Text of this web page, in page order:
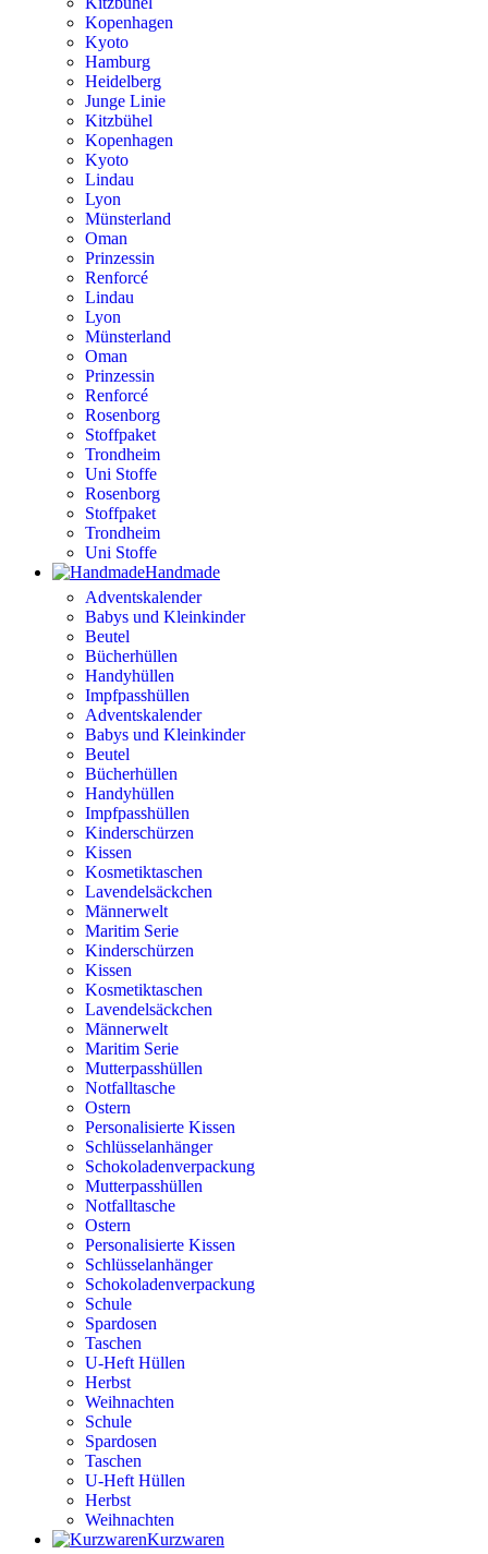
Kopenhagen
Kyoto
Hamburg
Heidelberg
Junge Linie
Kitzbühel
Kopenhagen
Kyoto
Lindau
Lyon
Münsterland
Oman
Prinzessin
Renforcé
Lindau
Lyon
Münsterland
Oman
Prinzessin
Renforcé
Rosenborg
Stoffpaket
Trondheim
Uni Stoffe
Rosenborg
Stoffpaket
Trondheim
Uni Stoffe
Handmade
Adventskalender
Babys und Kleinkinder
Beutel
Bücherhüllen
Handyhüllen
Impfpasshüllen
Adventskalender
Babys und Kleinkinder
Beutel
Bücherhüllen
Handyhüllen
Impfpasshüllen
Kinderschürzen
Kissen
Kosmetiktaschen
Lavendelsäckchen
Männerwelt
Maritim Serie
Kinderschürzen
Kissen
Kosmetiktaschen
Lavendelsäckchen
Männerwelt
Maritim Serie
Mutterpasshüllen
Notfalltasche
Ostern
Personalisierte Kissen
Schlüsselanhänger
Schokoladenverpackung
Mutterpasshüllen
Notfalltasche
Ostern
Personalisierte Kissen
Schlüsselanhänger
Schokoladenverpackung
Schule
Spardosen
Taschen
U-Heft Hüllen
Herbst
Weihnachten
Schule
Spardosen
Taschen
U-Heft Hüllen
Herbst
Weihnachten
Kurzwaren